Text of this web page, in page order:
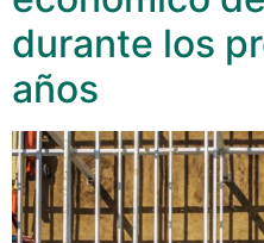
durante los
años